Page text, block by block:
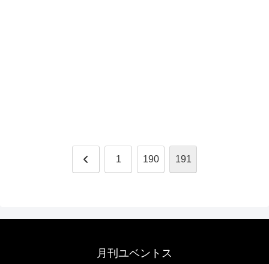
前 1 190 191
月刊ユベントス